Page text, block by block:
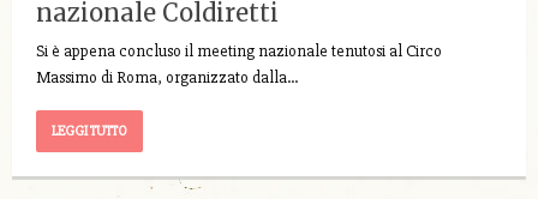
nazionale Coldiretti
Si è appena concluso il meeting nazionale tenutosi al Circo
Massimo di Roma, organizzato dalla…
LEGGI TUTTO